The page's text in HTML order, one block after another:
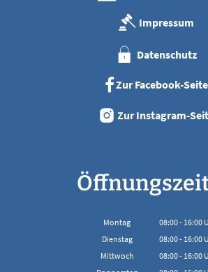
Impressum
Datenschutz
Zur Facebook-Seite
Zur Instagram-
Montag 08:00- 16:00
Von
Dienstag 08:00- 16:00
Von
Mittwoch 08:00- 16:00
Von